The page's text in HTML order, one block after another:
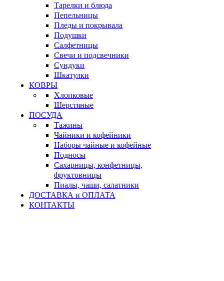
Тарелки и блюда
Пепельницы
Пледы и покрывала
Подушки
Салфетницы
Свечи и подсвечники
Сундуки
Шкатулки
КОВРЫ
Хлопковые
Шерстяные
ПОСУДА
Тажины
Чайники и кофейники
Наборы чайные и кофейные
Подносы
Сахарницы, конфетницы,
фруктовницы
Пиалы, чаши, салатники
ДОСТАВКА и ОПЛАТА
КОНТАКТЫ